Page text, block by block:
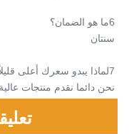
6ما هو الضمان؟
سنتان
7لماذا يبدو سعرك أعلى قليلاً من مصانع أخرى؟
نحن دائما نقدم منتجات